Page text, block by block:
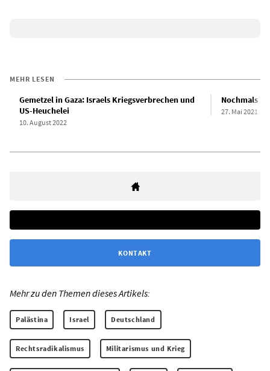
MEHR LESEN
Gemetzel in Gaza: Israels Kriegsverbrechen und
US-Heuchelei
10. August 2022
Nochmals
27. Mai 2021
KONTAKT
Mehr zu den Themen dieses Artikels:
Palästina Israel Deutschland
Rechtsradikalismus Militarismus und Krieg